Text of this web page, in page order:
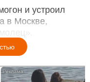
и устроил
в Москве,